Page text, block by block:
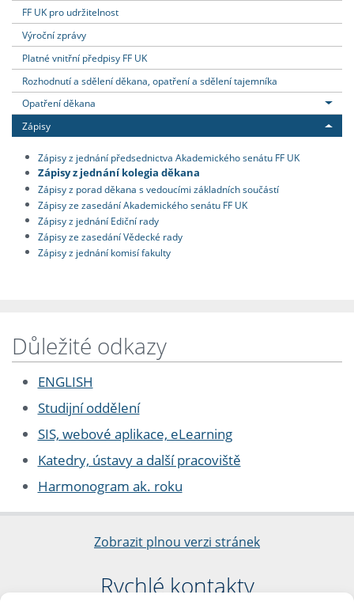
FF UK pro udržitelnost
Výroční zprávy
Platné vnitřní předpisy FF UK
Rozhodnutí a sdělení děkana, opatření a sdělení tajemníka
Opatření děkana
Zápisy
Zápisy z jednání předsednictva Akademického senátu FF UK
Zápisy z jednání kolegia děkana
Zápisy z porad děkana s vedoucími základních součástí
Zápisy ze zasedání Akademického senátu FF UK
Zápisy z jednání Ediční rady
Zápisy ze zasedání Vědecké rady
Zápisy z jednání komisí fakulty
Důležité odkazy
ENGLISH
Studijní oddělení
SIS, webové aplikace, eLearning
Katedry, ústavy a další pracoviště
Harmonogram ak. roku
Zobrazit plnou verzi stránek
Rychlé kontakty